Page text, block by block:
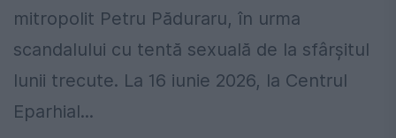
mitropolit Petru Păduraru, în urma
scandalului cu tentă sexuală de la sfârşitul
lunii trecute. La 16 iunie 2026, la Centrul
Eparhial...